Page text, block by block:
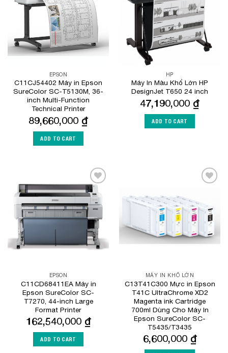
EPSON
C11CJ54402 Máy in Epson
SureColor SC-T5130M, 36-
inch Multi-Function
Technical Printer
89,660,000 ₫
ADD TO CART
HP
Máy In Màu Khổ Lớn HP
DesignJet T650 24 inch
47,190,000 ₫
ADD TO CART
Add to
Wishlist
EPSON
C11CD68411EA Máy in
Epson SureColor SC-
T7270, 44-inch Large
Format Printer
162,540,000 ₫
ADD TO CART
MÁY IN KHỔ LỚN
C13T41C300 Mực in Epson
T41C UltraChrome XD2
Magenta ink Cartridge
700ml Dùng Cho Máy In
Epson SureColor SC-
T5435/T3435
6,600,000 ₫